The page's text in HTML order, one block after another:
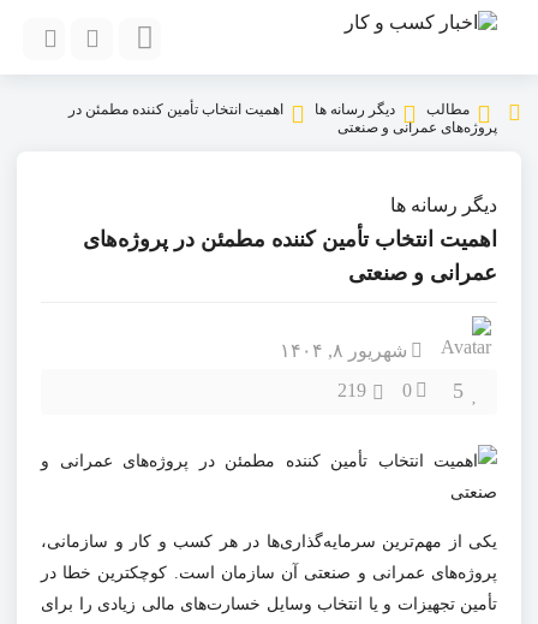
مطالب دیگر رسانه ها
اهمیت انتخاب تأمین کننده مطمئن در
پروژه‌های عمرانی و صنعتی
دیگر رسانه ها
اهمیت انتخاب تأمین کننده مطمئن در پروژه‌های
عمرانی و صنعتی
شهریور ۸, ۱۴۰۴
5
0
219
یکی از مهم‌ترین سرمایه‌گذاری‌ها در هر کسب و کار و سازمانی،
پروژه‌های عمرانی و صنعتی آن سازمان است. کوچکترین خطا در
تأمین تجهیزات و یا انتخاب وسایل خسارت‌های مالی زیادی را برای